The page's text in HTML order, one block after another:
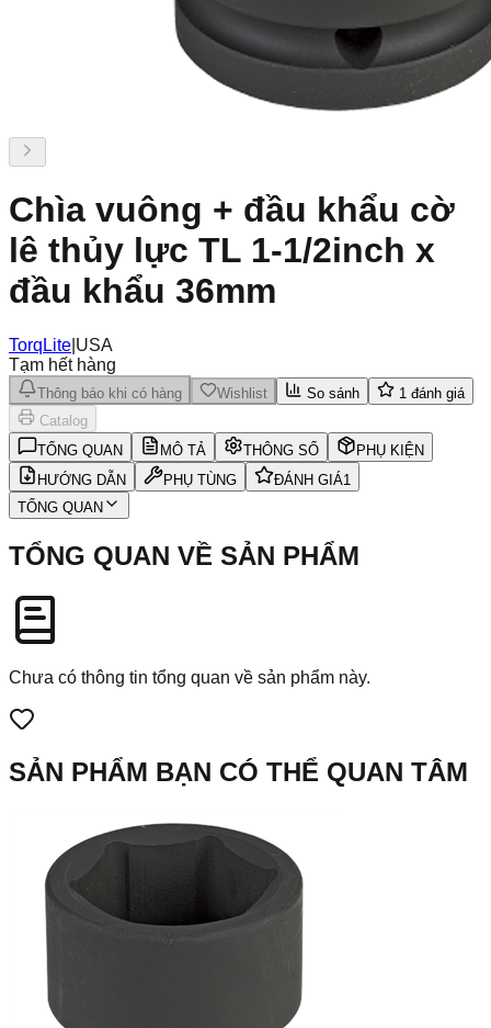
Chìa vuông + đầu khẩu cờ
lê thủy lực TL 1-1/2inch x
đầu khẩu 36mm
TorqLite USA
Tạm hết hàng
Thông báo khi có hàng Wishlist So sánh 1 đánh giá
Catalog
TỔNG QUAN
MÔ TẢ THÔNG SỐ
PHỤ KIỆN
HƯỚNG DẪN
PHỤ TÙNG ĐÁNH GIÁ1
TỔNG QUAN
TỔNG QUAN VỀ SẢN PHẨM
Chưa có thông tin tổng quan về sản phẩm này.
SẢN PHẨM BẠN CÓ THỂ QUAN TÂM